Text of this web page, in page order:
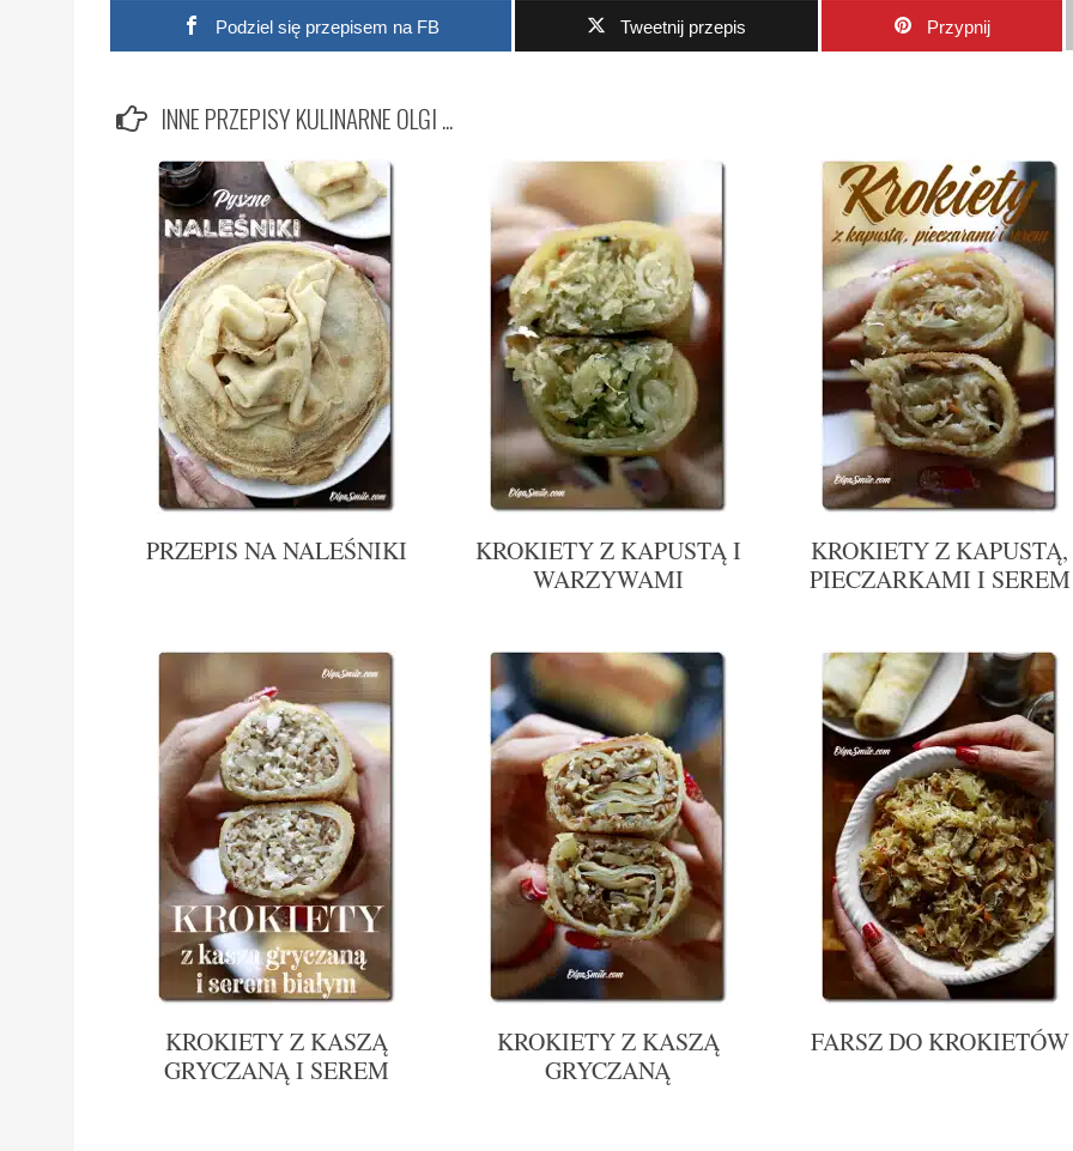
Podziel się przepisem na FB Tweetnij przepis Przypnij
INNE PRZEPISY KULINARNE OLGI ...
PRZEPIS NA NALEŚNIKI
KROKIETY Z KAPUSTĄ I
WARZYWAMI
KROKIETY Z KAPUSTĄ,
PIECZARKAMI I SEREM
KROKIETY Z KASZĄ
GRYCZANĄ I SEREM
KROKIETY Z KASZĄ
GRYCZANĄ
FARSZ DO KROKIETÓW